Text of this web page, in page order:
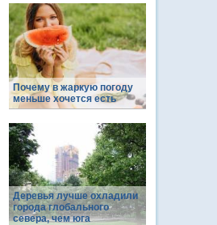
Почему в жаркую погоду
меньше хочется есть
Деревья лучше охладили
города глобального
севера, чем юга